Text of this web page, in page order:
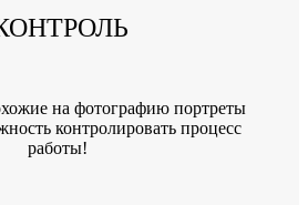
на фотографию портреты
контролировать процесс
работы!